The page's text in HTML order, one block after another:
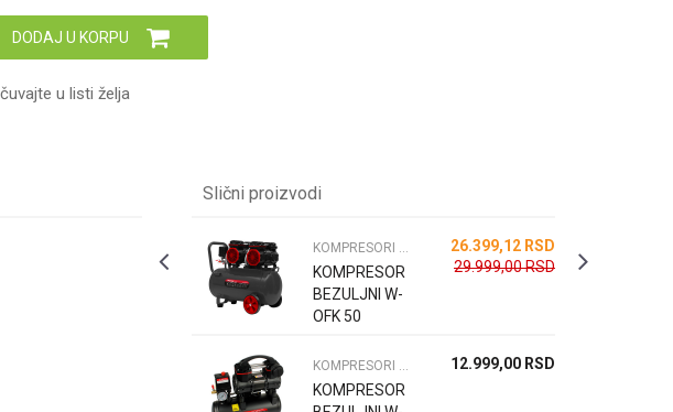
DODAJ U KORPU
u listi želja
Slični proizvodi
KOMPRESORI ZA VAZDUH
KOMPRESOR
BEZULJNI W-
OFK 50
26.399,12 RSD
29.999,00RSD
KOMPRESORI ZA VAZDUH
KOMPRESOR
12.999,00 RSD